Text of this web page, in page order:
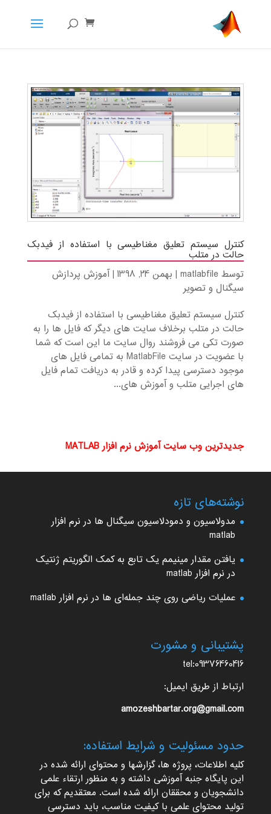
کنترل سیستم تعلیق مغناطیسی با استفاده از فیدبک
حالت در متلب
توسطmatlabfile
| بهمن 24, 1398 |آموزش پردازش
سیگنال و تصویر
کنترل سیستم تعلیق مغناطیسی با استفاده از فیدبک
حالت در متلب برخلاف سایت های دیگر که فایل ها را به
صورت تکی می فروشند روال سایت ما این است که شما
با عضویت در سایت MatlabFile به تمامی فایل های
موجود دسترسی پیدا کرده و قادر به دریافت تمام فایل
های اجرایی متلب و آموزش های...
جدیدترین وب سایت آموزش نرم افزار MATLAB
نوشته‌های تازه
مدولاسیون و دمودلاسیون سیگنال ها در نرم افزار
matlab
یافتن مقدار مینیمم یک تابع به کمک الگوریتم ژنتیک
در نرم افزار matlab
عملیات ریاضی روی چند جمله‌ای ها در نرم افزار matlab
پشتیبانی و مشورت
tel:09376460416
ارتباط از طریق ایمیل:
amozeshbartar.org@gmail.com
حدود مسئولیت و شرایط استفاده:
کلیه اطلاعات، پروژه ها، گزارشها و محتوای ارائه شده در
این پایگاه جنبه آموزشی داشته و به منظور ارتقاء علمی
دانشجویان و محققان ارائه شده است. معتقدیم که برای
تولید محتوای علمی با کیفیت مناسب، باید دسترسی